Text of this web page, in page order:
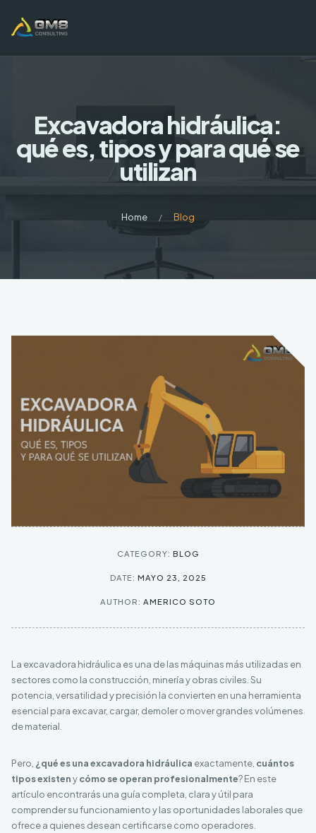
Excavadora hidráulica:
qué es, tipos y para qué se
utilizan
Home Blog
CATEGORY: BLOG
DATE: MAYO 23, 2025
AUTHOR: AMERICO SOTO
La excavadora hidráulica es una de las máquinas más utilizadas en
sectores como la construcción, minería y obras civiles. Su
potencia, versatilidad y precisión la convierten en una herramienta
esencial para excavar, cargar, demoler o mover grandes volúmenes
de material.
Pero, ¿qué es una excavadora hidráulica exactamente, cuántos
tipos existenycómo se operan profesionalmente? En este
artículo encontrarás una guía completa, clara y útil para
comprender su funcionamiento y las oportunidades laborales que
ofrece a quienes desean certificarse como operadores.